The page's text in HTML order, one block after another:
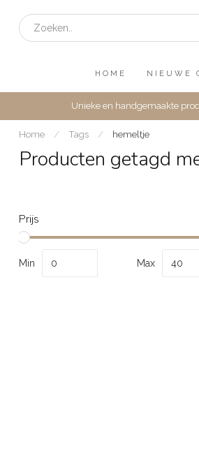
HOME NIEUWE
Unieke en handgemaakte
Home / Tags / hemeltje
Producten getagd
Prijs
Min Max